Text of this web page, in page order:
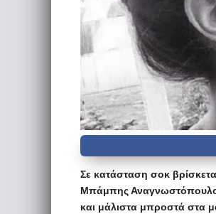
Σε κατάσταση σοκ
Μπάμπης Αναγνωστόπουλος
και μάλιστα μπροστά στα